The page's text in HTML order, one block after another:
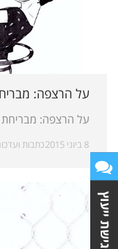
על הרצפה:
על הרצפה:
8 ביוני 2015 כתבות
לפגישת ייעוץ